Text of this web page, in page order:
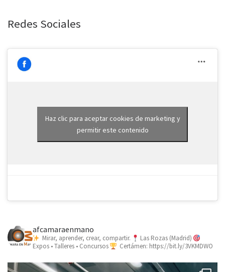
Redes Sociales
Haz clic para aceptar cookies de marketing y
permitir este contenido
afcamaraenmano
Mirar, aprender, crear, compartir.
Las Rozas (Madrid)
Expos • Talleres • Concursos
Certámen: https://bit.ly/3VKMDWO